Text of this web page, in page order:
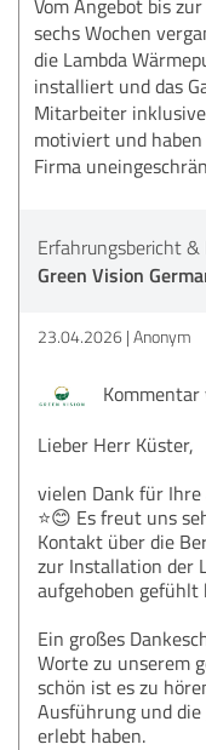
Vom Angebot bis
sechs Wochen
die Lambda
installiert und das
Mitarbeiter
motiviert und
Firma
Erfahrungsbericht
Green Vision
23.04.2026 Anonym
Kommentar
Lieber Herr Küster,
vielen Dank für
⭐😊 Es freut uns
Kontakt über die
zur Installation der
aufgehoben gefühlt
Ein großes
Worte zu unserem
schön ist es zu
Ausführung und
erlebt haben.